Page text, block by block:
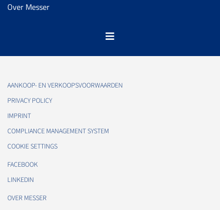
Over Messer
AANKOOP- EN VERKOOPSVOORWAARDEN
PRIVACY POLICY
IMPRINT
COMPLIANCE MANAGEMENT SYSTEM
COOKIE SETTINGS
FACEBOOK
LINKEDIN
OVER MESSER